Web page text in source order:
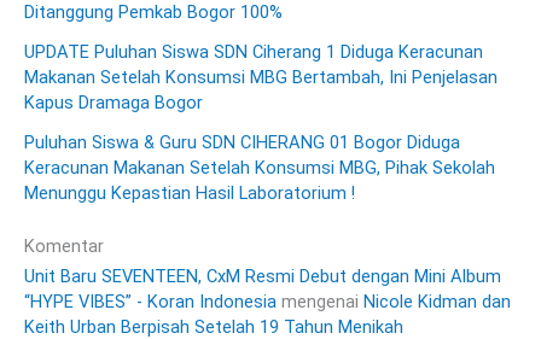
Ditanggung Pemkab Bogor 100%
UPDATE Puluhan Siswa SDN Ciherang 1 Diduga Keracunan
Makanan Setelah Konsumsi MBG Bertambah, Ini Penjelasan
Kapus Dramaga Bogor
Puluhan Siswa & Guru SDN CIHERANG 01 Bogor Diduga
Keracunan Makanan Setelah Konsumsi MBG, Pihak Sekolah
Menunggu Kepastian Hasil Laboratorium !
Komentar
Unit Baru SEVENTEEN, CxM Resmi Debut dengan Mini Album
“HYPE VIBES” - Koran Indonesia mengenai Nicole Kidman dan
Keith Urban Berpisah Setelah 19 Tahun Menikah